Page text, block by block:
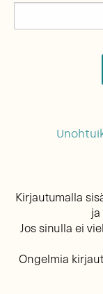
Kirjautumalla
Jos sinulla ei
Ongelmia